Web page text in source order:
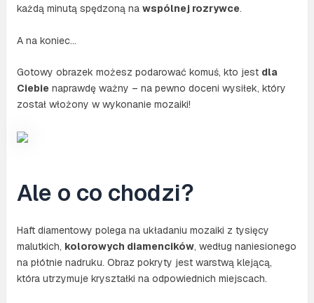
każdą minutą spędzoną na wspólnej rozrywce.
A na koniec…
Gotowy obrazek możesz podarować komuś, kto jest dla
Ciebie naprawdę ważny – na pewno doceni wysiłek, który
został włożony w wykonanie mozaiki!
Ale o co chodzi?
Haft diamentowy polega na układaniu mozaiki z tysięcy
malutkich, kolorowych diamencików, według naniesionego
na płótnie nadruku. Obraz pokryty jest warstwą klejącą,
która utrzymuje kryształki na odpowiednich miejscach.